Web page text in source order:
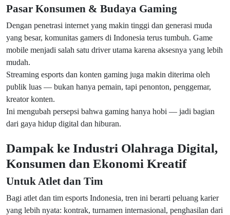
Pasar Konsumen & Budaya Gaming
Dengan penetrasi internet yang makin tinggi dan generasi muda
yang besar, komunitas gamers di Indonesia terus tumbuh. Game
mobile menjadi salah satu driver utama karena aksesnya yang lebih
mudah.
Streaming esports dan konten gaming juga makin diterima oleh
publik luas — bukan hanya pemain, tapi penonton, penggemar,
kreator konten.
Ini mengubah persepsi bahwa gaming hanya hobi — jadi bagian
dari gaya hidup digital dan hiburan.
Dampak ke Industri Olahraga Digital,
Konsumen dan Ekonomi Kreatif
Untuk Atlet dan Tim
Bagi atlet dan tim esports Indonesia, tren ini berarti peluang karier
yang lebih nyata: kontrak, turnamen internasional, penghasilan dari